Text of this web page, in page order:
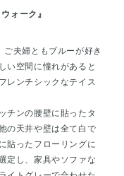
ォーク』
夫婦ともブルーが好き
い空間に憧れがあると
レンチシックなテイス
チンの腰壁に貼ったタ
の天井や壁は全て白で
貼ったフローリングに
定し、家具やソファな